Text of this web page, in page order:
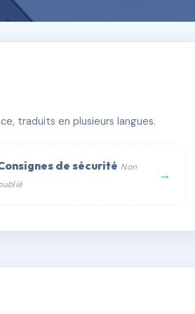
traduits en plusieurs langues.
de sécurité Non
→